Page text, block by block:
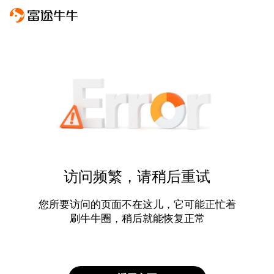
访问频繁，请稍后重试
您所要访问的页面不在这儿，它可能正忙着
刷牛牛圈，稍后就能恢复正常